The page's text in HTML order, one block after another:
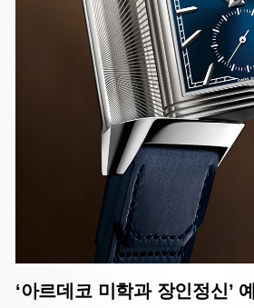
‘아르데코 미학과 장인정신’